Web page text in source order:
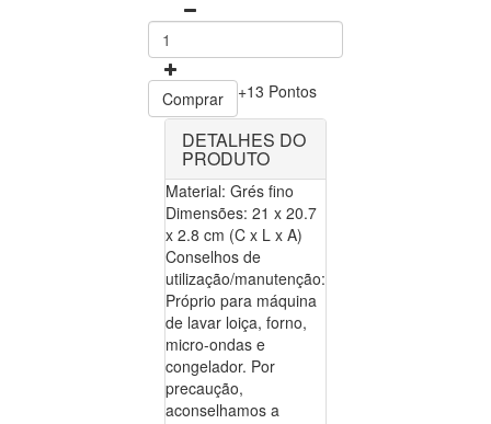
Comprar +13 Pontos
DETALHES DO
PRODUTO
Material: Grés fino
Dimensões: 21 x 20.7
x 2.8 cm (C x L x A)
Conselhos de
utilização/manutenção:
Próprio para máquina
de lavar loiça, forno,
micro-ondas e
congelador. Por
precaução,
aconselhamos a